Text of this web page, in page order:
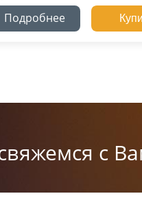
Подробнее
с